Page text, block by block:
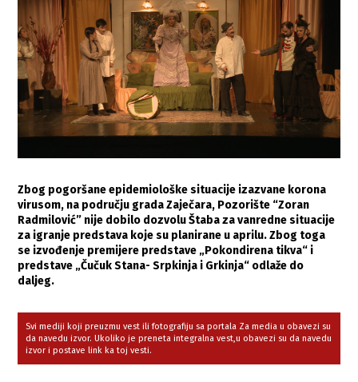
Zbog pogoršane epidemiološke situacije izazvane korona
virusom, na području grada Zaječara, Pozorište “Zoran
Radmilović” nije dobilo dozvolu Štaba za vanredne situacije
za igranje predstava koje su planirane u aprilu. Zbog toga
se izvođenje premijere predstave „Pokondirena tikva“ i
predstave „Čučuk Stana- Srpkinja i Grkinja“ odlaže do
daljeg.
Svi mediji koji preuzmu vest ili fotografiju sa portala Za media u obavezi su
da navedu izvor. Ukoliko je preneta integralna vest,u obavezi su da navedu
izvor i postave link ka toj vesti.